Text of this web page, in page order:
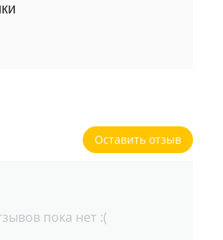
Оставить отзыв
пока нет :(